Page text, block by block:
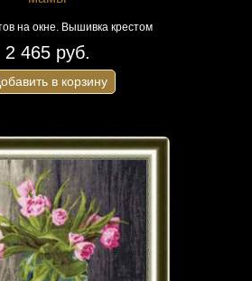
на окне. Вышивка крестом
2 465 руб.
в корзину